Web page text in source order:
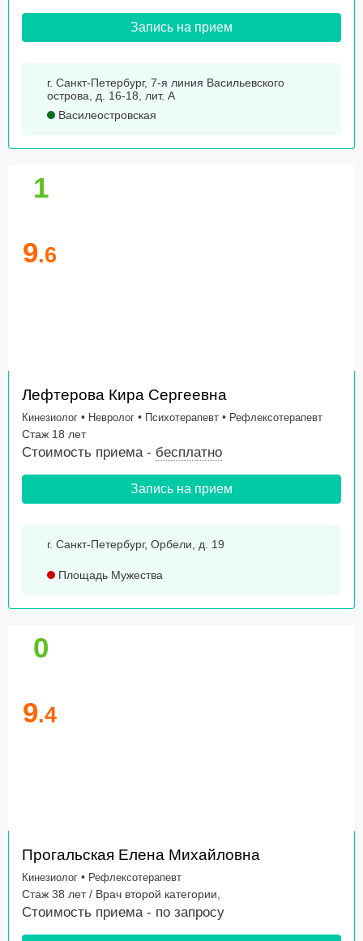
Запись на прием
г. Санкт-Петербург, 7-я линия Васильевского
острова, д. 16-18, лит. А
Василеостровская
1
9.6
Лефтерова Кира Сергеевна
Кинезиолог • Невролог • Психотерапевт • Рефлексотерапевт
Стаж 18 лет
Стоимость приема - бесплатно
Запись на прием
г. Санкт-Петербург, Орбели, д. 19
Площадь Мужества
0
9.4
Прогальская Елена Михайловна
Кинезиолог • Рефлексотерапевт
Стаж 38 лет / Врач второй категории,
Стоимость приема - по запросу